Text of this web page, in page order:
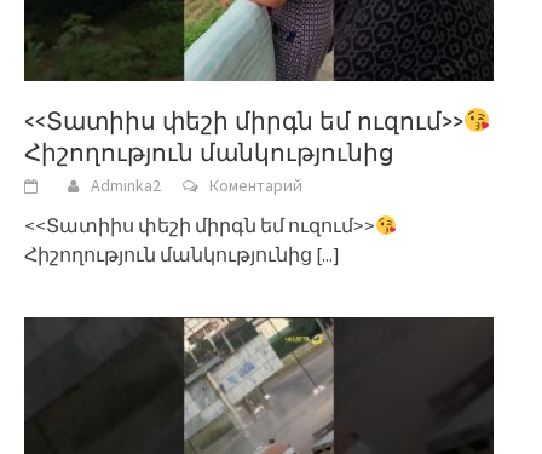
<<Տատիիս փեշի միրգն եմ ուզում>>
Հիշողություն մանկությունից
Adminka2 Коментарий
<<Տատիիս փեշի միրգն եմ ուզում>>
Հիշողություն մանկությունից [...]